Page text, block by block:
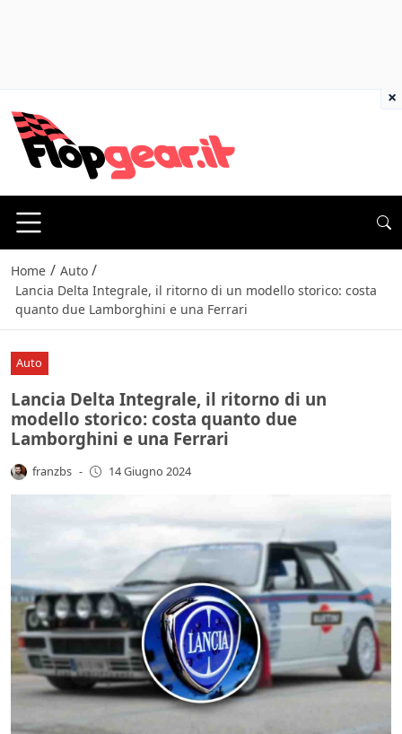
Home / Auto /
Lancia Delta Integrale, il ritorno di un modello storico: costa
quanto due Lamborghini e una Ferrari
Auto
Lancia Delta Integrale, il ritorno di un
modello storico: costa quanto due
Lamborghini e una Ferrari
franzbs - 14 Giugno 2024
×